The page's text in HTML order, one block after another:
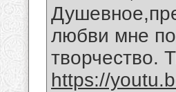
любви мне
творчество.
https://